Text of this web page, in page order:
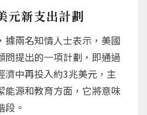
元新支出計劃
據兩名知情人士表示，美國
問提出的一項計劃，即通過
濟中再投入約3兆美元，主
能源和教育方面，它將意味
段。